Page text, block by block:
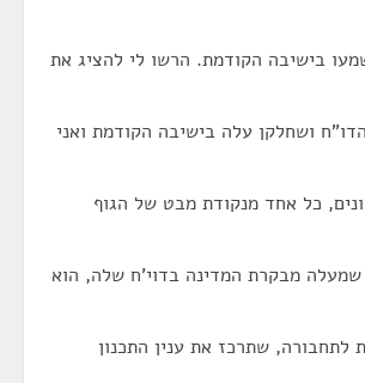
בישיבה הקודמת. הרשו לי להציג את
ושחלקן עלה בישיבה הקודמת ואני
כל אחד מנקודת מבט של הגוף
שמעלה מבקרת המדינה בדוי'ח שלה, הוא
לתחבורה, שתרכז את ענין התכנון